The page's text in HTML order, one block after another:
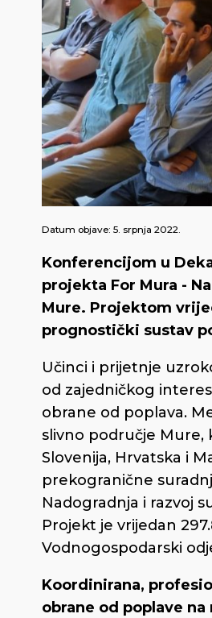
Datum objave: 5. srpnja 2022.
Konferencijom u
projekta For Mura -
Mure. Projektom
prognostički sustav
Učinci i prijetnje
od zajedničkog
obrane od poplava.
slivno područje Mure,
Slovenija, Hrvatska i
prekogranične
Nadogradnja i razvoj
Projekt je vrijedan
Vodnogospodarski
Koordinirana,
obrane od poplave